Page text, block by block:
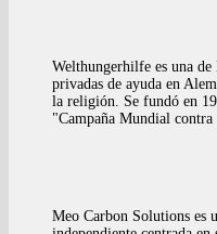
Welthungerhilfe es una de
privadas de ayuda en
la religión. Se fundó en
"Campaña Mundial
Meo Carbon Solutions es